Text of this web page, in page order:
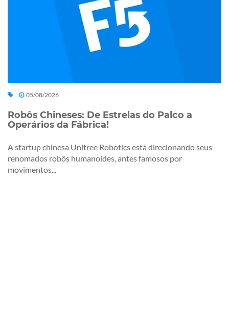
05/08/2026
Robôs Chineses: De Estrelas do Palco a
Operários da Fábrica!
A startup chinesa Unitree Robotics está direcionando seus
renomados robôs humanoides, antes famosos por
movimentos...